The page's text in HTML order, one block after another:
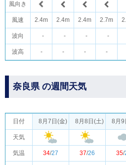
風向き
風速
波向
波高
2.4m 2.4m 2.4m 2.7m
- - - -
- - - -
奈良県 の週間天気
日付
天気
気温
8月7日(金) 8月8日(土) 8月9
34/27 37/26 35/